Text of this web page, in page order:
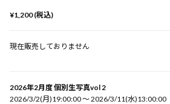
¥1,200 (税込)
現在販売しておりません
2026年2月度 個別生写真vol 2
2026/3/2(月)19:00:00 〜 2026/3/11(水)13:00:00